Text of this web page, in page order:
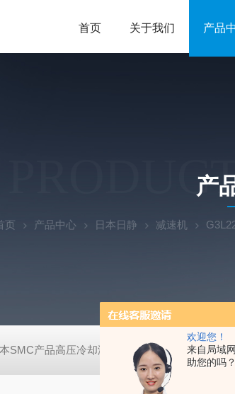
欢迎您！
来自局域
助您的吗？
首页 关于我们 产品
产
页 产品中心 日本日静 减速机
SMC产品高压冷却液用阀 MVSD-180-4E1-